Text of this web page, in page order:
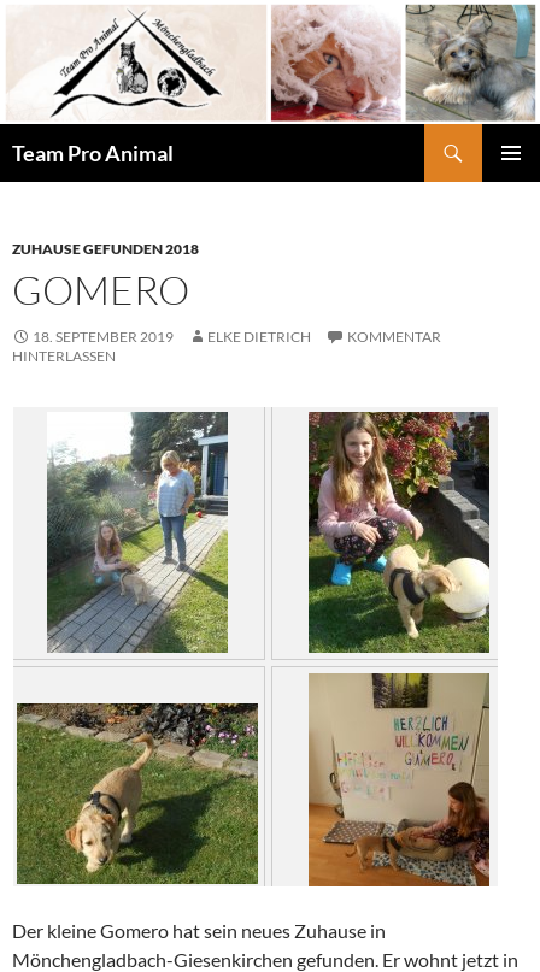
springen
Team Pro Animal
ZUHAUSE GEFUNDEN 2018
GOMERO
18. SEPTEMBER 2019 ELKE DIETRICH
KOMMENTAR
HINTERLASSEN
Der kleine Gomero hat sein neues Zuhause in
Mönchengladbach-Giesenkirchen gefunden. Er wohnt jetzt in